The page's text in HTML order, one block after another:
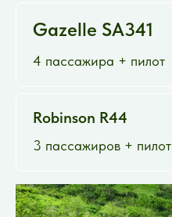
Gazelle SA341
4 пассажира + пилот
Robinson R44
3 пассажиров + пилот